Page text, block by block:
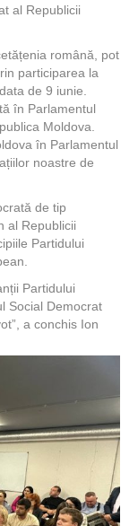
al Republicii
română, pot
participarea la
de 9 iunie.
în Parlamentul
Moldova.
în Parlamentul
noastre de
de tip
al Republicii
Partidului
Partidului
Social Democrat
a conchis Ion